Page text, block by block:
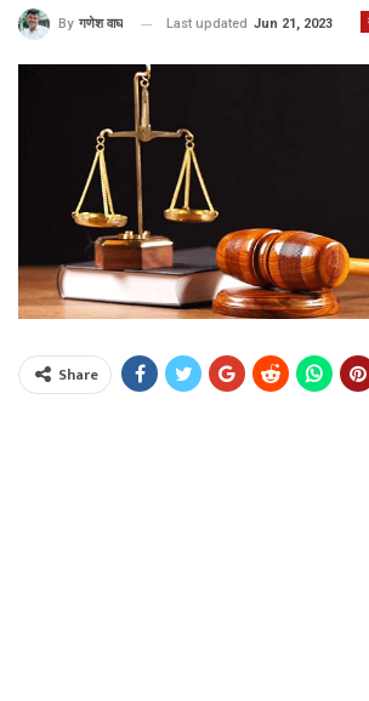
By गणेश वाघ Last updated Jun 21, 2023
Share